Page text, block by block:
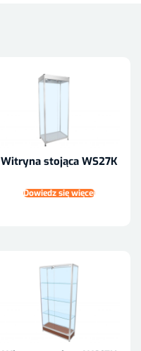
Witryna stojąca WS27K
Dowiedz się więcej